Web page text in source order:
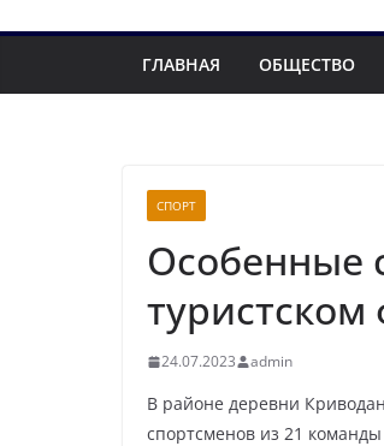
ГЛАВНАЯ ОБЩЕСТВО
СПОРТ
Особенные
туристском
24.07.2023 admin
В районе деревни
спортсменов из 21